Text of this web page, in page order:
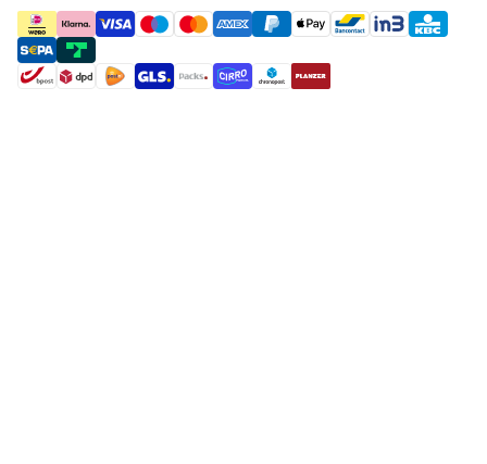
payment methods
shipment methods